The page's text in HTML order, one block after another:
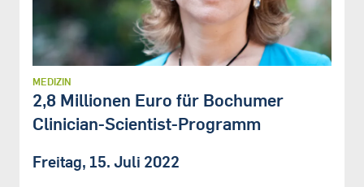
MEDIZIN
2,8 Millionen Euro für Bochumer
Clinician-Scientist-Programm
Freitag, 15. Juli 2022